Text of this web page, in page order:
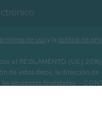
de usoy la política de
el REGLAMENTO (UE)
de estos datos, la dirección
siguientes finalidades: -